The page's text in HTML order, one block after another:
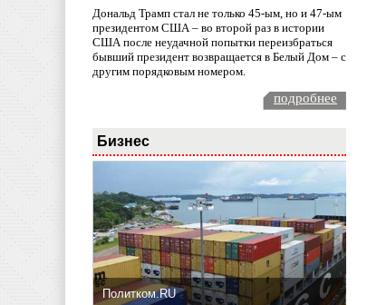
Дональд Трамп стал не только 45-ым, но и 47-ым
президентом США – во второй раз в истории
США после неудачной попытки переизбраться
бывший президент возвращается в Белый Дом – с
другим порядковым номером.
подробнее
Бизнес
Политком.RU